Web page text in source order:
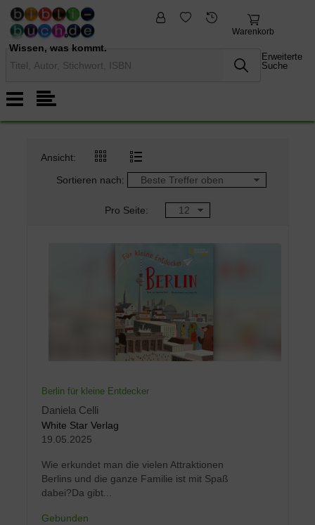
Wissen, was kommt.
Warenkorb
Erweiterte
Suche
fremdsprachige
Bücher
Ansicht:
Sortieren nach:
Pro Seite:
Berlin für kleine Entdecker
Daniela Celli
White Star Verlag
19.05.2025
Wie erkundet man die vielen Attraktionen
Berlins und die ganze Familie ist mit Spaß
dabei?Da gibt...
Gebunden